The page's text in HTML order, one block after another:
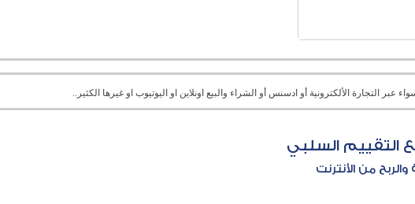
التجارة الألكترونية أو ادسنس أو الشراء والبيع اونلاين او اليوتيوب او غيرها الكثير..
التقييم السلبي
والربح من الأنترنت